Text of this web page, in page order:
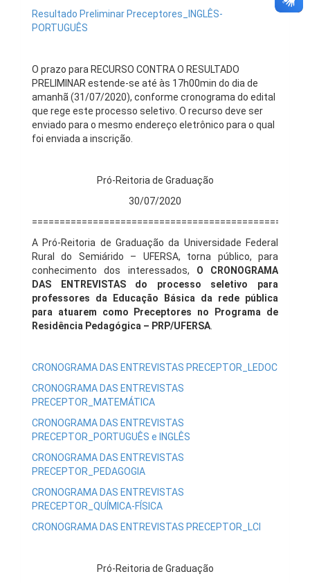
Resultado Preliminar Preceptores_INGLÊS-
PORTUGUÊS
O prazo para RECURSO CONTRA O RESULTADO
PRELIMINAR estende-se até às 17h00min do dia de
amanhã (31/07/2020), conforme cronograma do edital
que rege este processo seletivo. O recurso deve ser
enviado para o mesmo endereço eletrônico para o qual
foi enviada a inscrição.
Pró-Reitoria de Graduação
30/07/2020
A Pró-Reitoria de Graduação da Universidade Federal
Rural do Semiárido – UFERSA, torna público, para
conhecimento dos interessados, O CRONOGRAMA
DAS ENTREVISTAS do processo seletivo para
professores da Educação Básica da rede pública
para atuarem como Preceptores no Programa de
Residência Pedagógica – PRP/UFERSA
CRONOGRAMA DAS ENTREVISTAS PRECEPTOR_LEDOC
CRONOGRAMA DAS ENTREVISTAS
PRECEPTOR_MATEMÁTICA
CRONOGRAMA DAS ENTREVISTAS
PRECEPTOR_PORTUGUÊS e INGLÊS
CRONOGRAMA DAS ENTREVISTAS
PRECEPTOR_PEDAGOGIA
CRONOGRAMA DAS ENTREVISTAS
PRECEPTOR_QUÍMICA-FÍSICA
CRONOGRAMA DAS ENTREVISTAS PRECEPTOR_LCI
Pró-Reitoria de Graduação